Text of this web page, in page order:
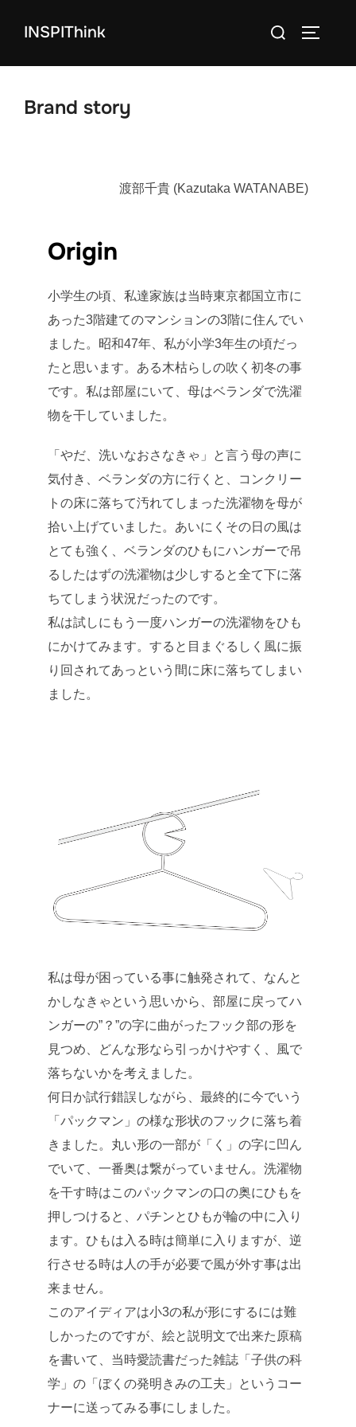
INSPIThink
検
対
Brand story
渡部千貴 (Kazutaka WATANABE)
Origin
小学生の頃、私達家族は当時東京都国立市に
あった3階建てのマンションの3階に住んでい
ました。昭和47年、私が小学3年生の頃だっ
たと思います。ある木枯らしの吹く初冬の事
です。私は部屋にいて、母はベランダで洗濯
物を干していました。
「やだ、洗いなおさなきゃ」と言う母の声に
気付き、ベランダの方に行くと、コンクリー
トの床に落ちて汚れてしまった洗濯物を母が
拾い上げていました。あいにくその日の風は
とても強く、ベランダのひもにハンガーで吊
るしたはずの洗濯物は少しすると全て下に落
ちてしまう状況だったのです。
私は試しにもう一度ハンガーの洗濯物をひも
にかけてみます。すると目まぐるしく風に振
り回されてあっという間に床に落ちてしまい
ました。
私は母が困っている事に触発されて、なんと
かしなきゃという思いから、部屋に戻ってハ
ンガーの”？”の字に曲がったフック部の形を
見つめ、どんな形なら引っかけやすく、風で
落ちないかを考えました。
何日か試行錯誤しながら、最終的に今でいう
「パックマン」の様な形状のフックに落ち着
きました。丸い形の一部が「く」の字に凹ん
でいて、一番奥は繋がっていません。洗濯物
を干す時はこのパックマンの口の奥にひもを
押しつけると、パチンとひもが輪の中に入り
ます。ひもは入る時は簡単に入りますが、逆
行させる時は人の手が必要で風が外す事は出
来ません。
このアイディアは小3の私が形にするには難
しかったのですが、絵と説明文で出来た原稿
を書いて、当時愛読書だった雑誌「子供の科
学」の「ぼくの発明きみの工夫」というコー
ナーに送ってみる事にしました。